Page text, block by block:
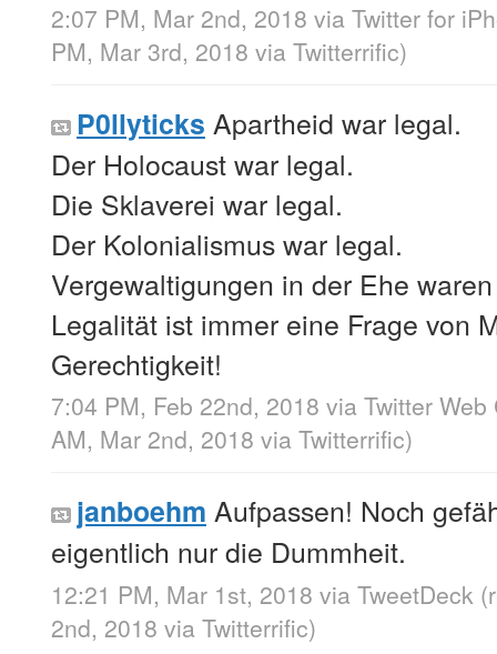
2:07 PM, Mar 2nd, 2018 via Twitter for
PM, Mar 3rd, 2018 via Twitterrific)
P0llyticks Apartheid war legal.
Der Holocaust war legal.
Die Sklaverei war legal.
Der Kolonialismus war legal.
Vergewaltigungen in der Ehe
Legalität ist immer eine Frage von
Gerechtigkeit!
7:04 PM, Feb 22nd, 2018 via Twitter Web
AM, Mar 2nd, 2018 via Twitterrific)
janboehm Aufpassen! Noch
eigentlich nur die Dummheit.
12:21 PM, Mar 1st, 2018 via TweetDeck
2nd, 2018 via Twitterrific)